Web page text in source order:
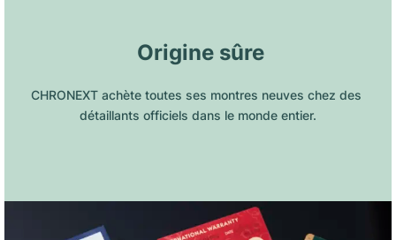
Origine sûre
CHRONEXT achète toutes ses montres neuves chez des
détaillants officiels dans le monde entier.